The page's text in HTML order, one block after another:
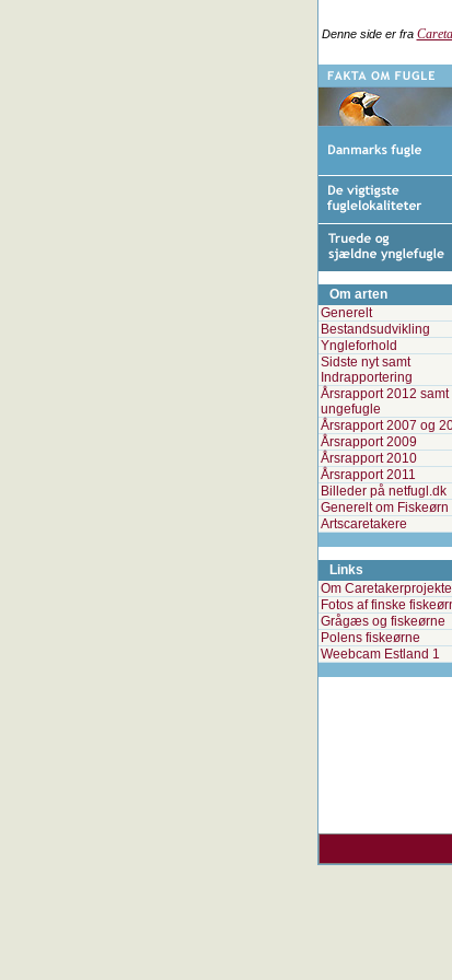
Denne side er fra
Om arten
Generelt
Bestandsudvikling
Yngleforhold
Sidste nyt samt
Indrapportering
Årsrapport 2012 samt
ungefugle
Årsrapport 2007 og
Årsrapport 2009
Årsrapport 2010
Årsrapport 2011
Billeder på netfugl.dk
Generelt om Fiskeørn
Artscaretakere
Links
Om
Fotos af finske
Grågæs og fiskeørne
Polens fiskeørne
Weebcam Estland 1